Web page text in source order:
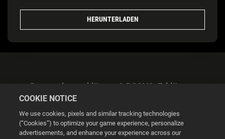
HERUNTERLADEN
Datenschutzerklärung & DSGVO-Erklärung
COOKIE NOTICE
We use cookies, pixels and similar tracking technologies
(“Cookies”) to optimize your game experience, personalize
advertisements, and enhance your experience across our